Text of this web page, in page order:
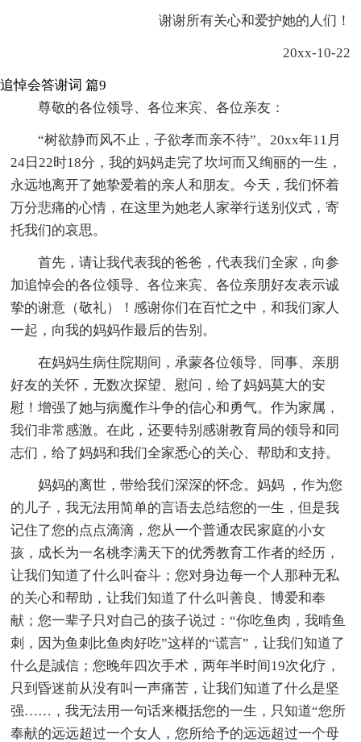
谢谢所有关心和爱护她的人们！
20xx-10-22
追悼会答谢词 篇9
尊敬的各位领导、各位来宾、各位亲友：
“树欲静而风不止，子欲孝而亲不待”。20xx年11月
24日22时18分，我的妈妈走完了坎坷而又绚丽的一生，
永远地离开了她挚爱着的亲人和朋友。今天，我们怀着
万分悲痛的心情，在这里为她老人家举行送别仪式，寄
托我们的哀思。
首先，请让我代表我的爸爸，代表我们全家，向参
加追悼会的各位领导、各位来宾、各位亲朋好友表示诚
挚的谢意（敬礼）！感谢你们在百忙之中，和我们家人
一起，向我的妈妈作最后的告别。
在妈妈生病住院期间，承蒙各位领导、同事、亲朋
好友的关怀，无数次探望、慰问，给了妈妈莫大的安
慰！增强了她与病魔作斗争的信心和勇气。作为家属，
我们非常感激。在此，还要特别感谢教育局的领导和同
志们，给了妈妈和我们全家悉心的关心、帮助和支持。
妈妈的离世，带给我们深深的怀念。妈妈 ，作为您
的儿子，我无法用简单的言语去总结您的一生，但是我
记住了您的点点滴滴，您从一个普通农民家庭的小女
孩，成长为一名桃李满天下的优秀教育工作者的经历，
让我们知道了什么叫奋斗；您对身边每一个人那种无私
的关心和帮助，让我们知道了什么叫善良、博爱和奉
献；您一辈子只对自己的孩子说过：“你吃鱼肉，我啃鱼
刺，因为鱼刺比鱼肉好吃”这样的“谎言”，让我们知道了
什么是誠信；您晚年四次手术，两年半时间19次化疗，
只到昏迷前从没有叫一声痛苦，让我们知道了什么是坚
强……，我无法用一句话来概括您的一生，只知道“您所
奉献的远远超过一个女人，您所给予的远远超过一个母